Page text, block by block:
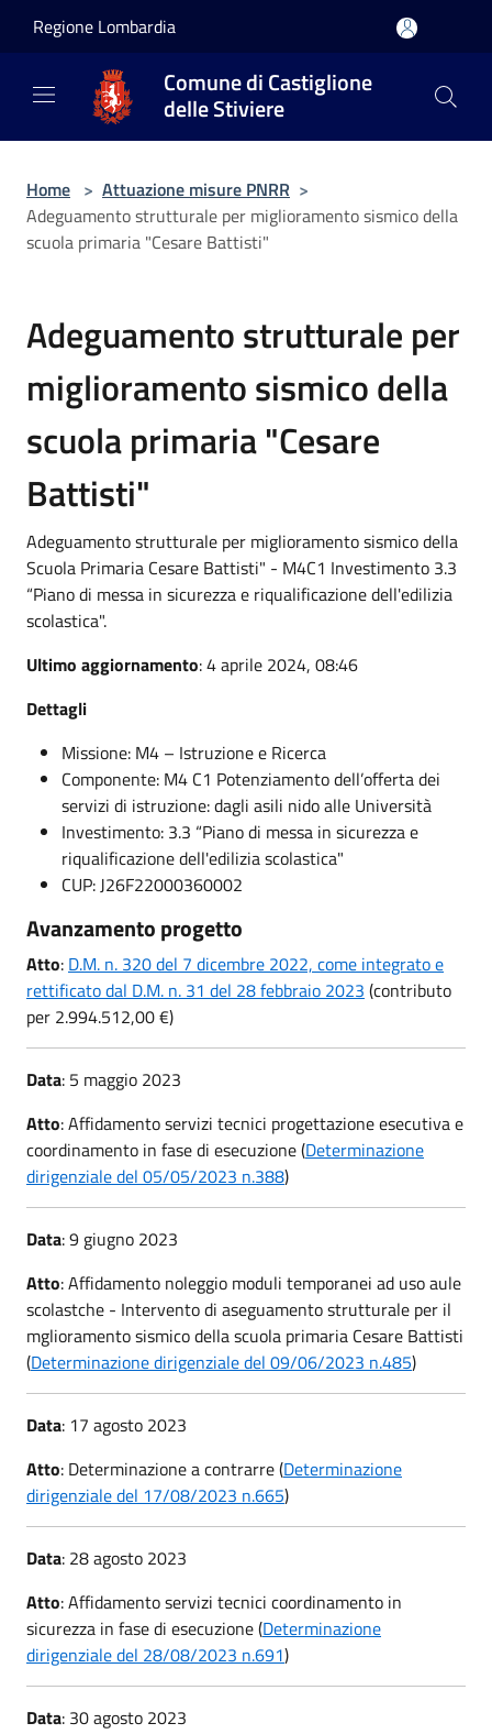
Regione Lombardia
Comune di Castiglione
delle Stiviere
Home > Attuazione misure PNRR >
Adeguamento strutturale per miglioramento sismico della
scuola primaria "Cesare Battisti"
Adeguamento strutturale per
miglioramento sismico della
scuola primaria "Cesare
Battisti"
Adeguamento strutturale per miglioramento sismico della
Scuola Primaria Cesare Battisti" - M4C1 Investimento 3.3
“Piano di messa in sicurezza e riqualificazione dell'edilizia
scolastica".
Ultimo aggiornamento: 4 aprile 2024, 08:46
Dettagli
Missione: M4 – Istruzione e Ricerca
Componente: M4 C1 Potenziamento dell’offerta dei
servizi di istruzione: dagli asili nido alle Università
Investimento: 3.3 “Piano di messa in sicurezza e
riqualificazione dell'edilizia scolastica"
CUP: J26F22000360002
Avanzamento progetto
Atto: D.M. n. 320 del 7 dicembre 2022, come integrato e
rettificato dal D.M. n. 31 del 28 febbraio 2023 (contributo
per 2.994.512,00 €)
Data: 5 maggio 2023
Atto: Affidamento servizi tecnici progettazione esecutiva e
coordinamento in fase di esecuzione (Determinazione
dirigenziale del 05/05/2023 n.388)
Data:9 giugno 2023
Atto: Affidamento noleggio moduli temporanei ad uso aule
scolastche - Intervento di aseguamento strutturale per il
mglioramento sismico della scuola primaria Cesare Battisti
(Determinazione dirigenziale del 09/06/2023 n.485)
Data: 17 agosto 2023
Atto: Determinazione a contrarre (Determinazione
dirigenziale del 17/08/2023 n.665)
Data: 28 agosto 2023
Atto: Affidamento servizi tecnici coordinamento in
sicurezza in fase di esecuzione (Determinazione
dirigenziale del 28/08/2023 n.691)
Data: 30 agosto 2023